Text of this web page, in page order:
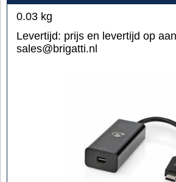
0.03 kg
Levertijd: prijs en levertijd op
sales@brigatti.nl